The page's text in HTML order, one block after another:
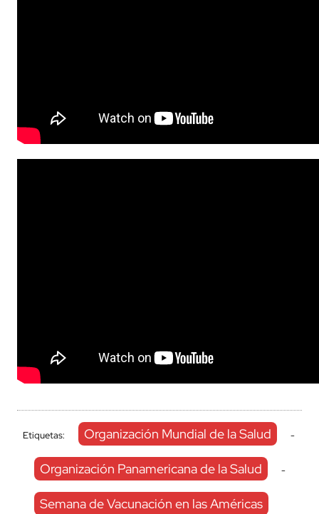
Etiquetas: Organización Mundial de la Salud -
Organización Panamericana de la Salud -
Semana de Vacunación en las Américas